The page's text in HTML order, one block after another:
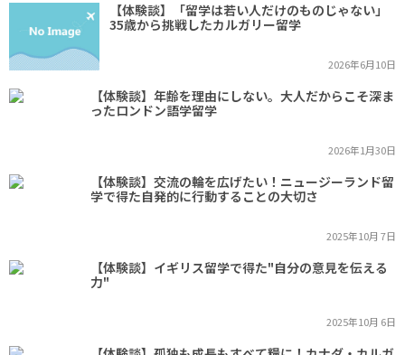
【体験談】「留学は若い人だけのものじゃない」
35歳から挑戦したカルガリー留学
2026年6月10日
【体験談】年齢を理由にしない。大人だからこそ深ま
ったロンドン語学留学
2026年1月30日
【体験談】交流の輪を広げたい！ニュージーランド留
学で得た自発的に行動することの大切さ
2025年10月 7日
【体験談】イギリス留学で得た"自分の意見を伝える
力"
2025年10月 6日